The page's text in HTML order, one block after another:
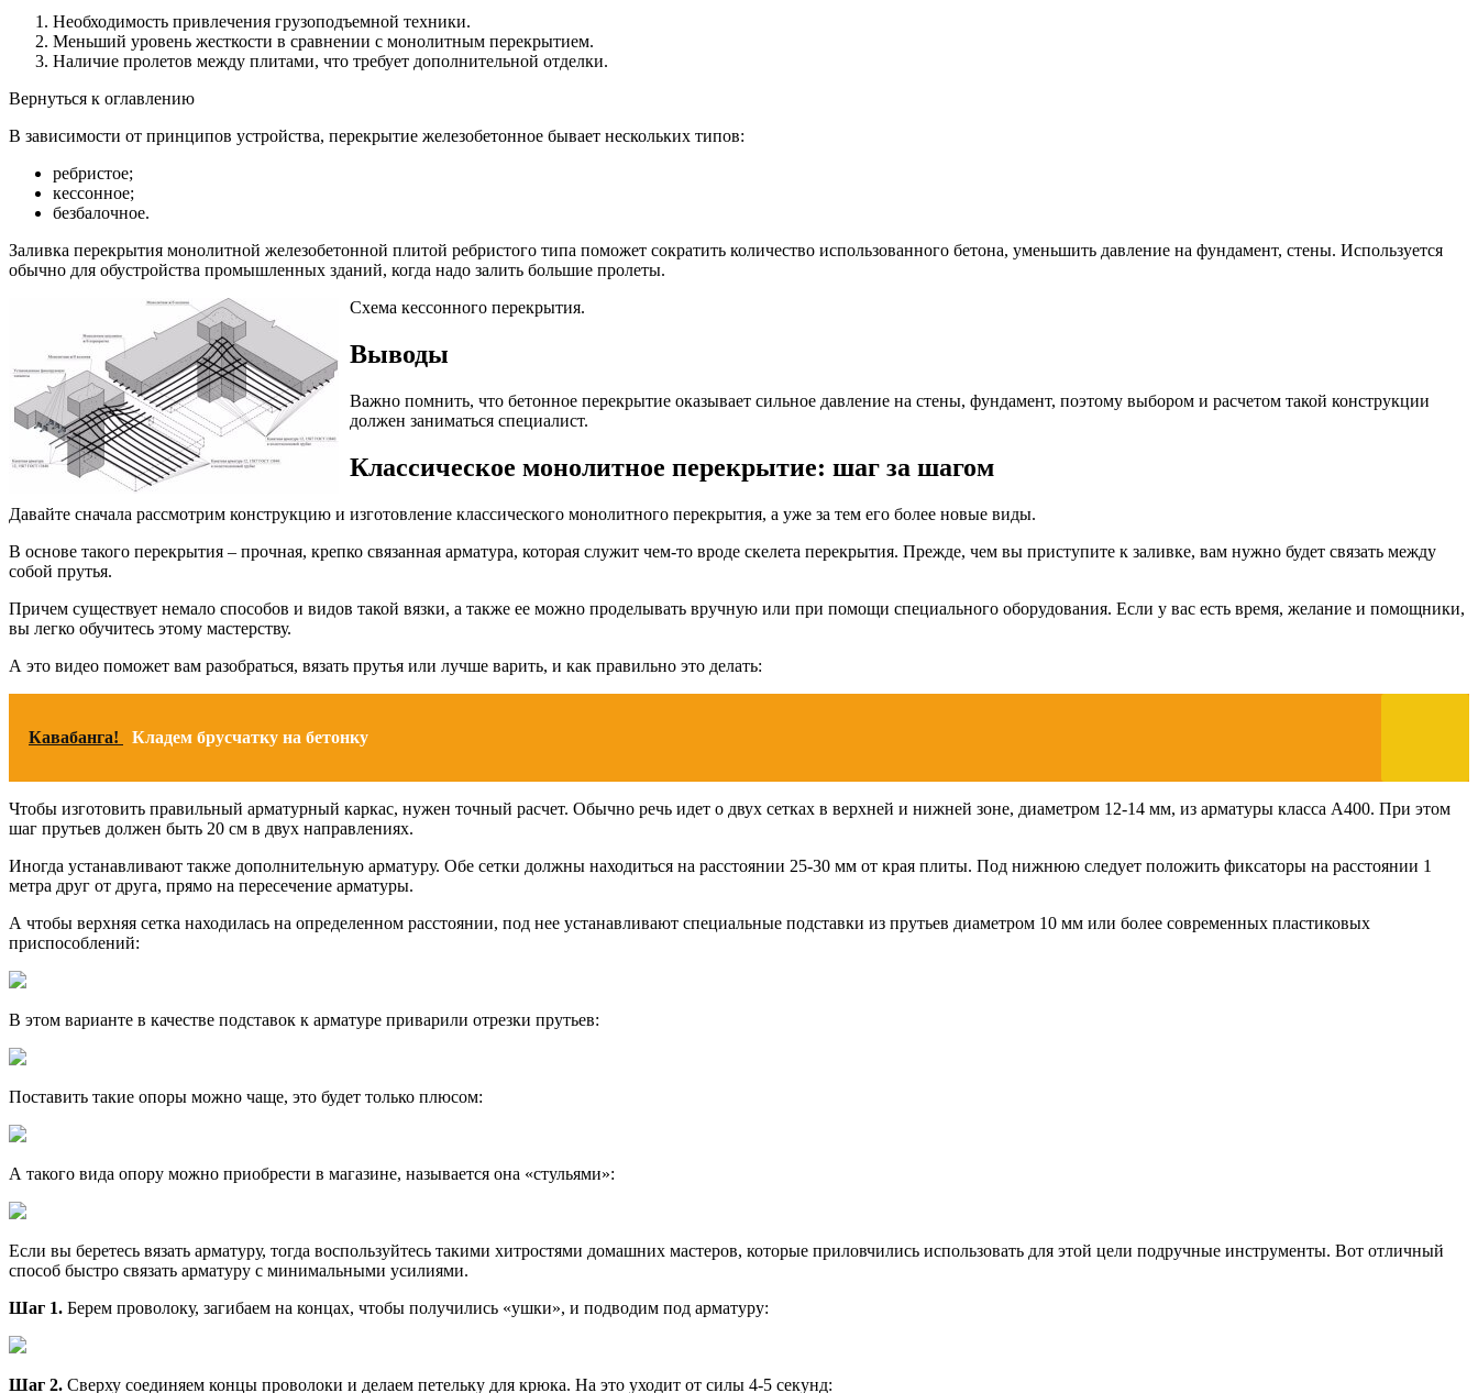
Необходимость привлечения грузоподъемной техники.
Меньший уровень жесткости в сравнении с монолитным перекрытием.
Наличие пролетов между плитами, что требует дополнительной отделки.
Вернуться к оглавлению
В зависимости от принципов устройства, перекрытие железобетонное бывает нескольких типов:
ребристое;
кессонное;
безбалочное.
Заливка перекрытия монолитной железобетонной плитой ребристого типа поможет сократить количество использованного бетона, уменьшить давление на фундамент, стены. Используется
обычно для обустройства промышленных зданий, когда надо залить большие пролеты.
Схема кессонного перекрытия.
Выводы
Важно помнить, что бетонное перекрытие оказывает сильное давление на стены, фундамент, поэтому выбором и расчетом такой конструкции
должен заниматься специалист.
Классическое монолитное перекрытие: шаг за шагом
Давайте сначала рассмотрим конструкцию и изготовление классического монолитного перекрытия, а уже за тем его более новые виды.
В основе такого перекрытия – прочная, крепко связанная арматура, которая служит чем-то вроде скелета перекрытия. Прежде, чем вы приступите к заливке, вам нужно будет связать между
собой прутья.
Причем существует немало способов и видов такой вязки, а также ее можно проделывать вручную или при помощи специального оборудования. Если у вас есть время, желание и помощники,
вы легко обучитесь этому мастерству.
А это видео поможет вам разобраться, вязать прутья или лучше варить, и как правильно это делать:
Кавабанга! Кладем брусчатку на бетонку
Чтобы изготовить правильный арматурный каркас, нужен точный расчет. Обычно речь идет о двух сетках в верхней и нижней зоне, диаметром 12-14 мм, из арматуры класса А400. При этом
шаг прутьев должен быть 20 см в двух направлениях.
Иногда устанавливают также дополнительную арматуру. Обе сетки должны находиться на расстоянии 25-30 мм от края плиты. Под нижнюю следует положить фиксаторы на расстоянии 1
метра друг от друга, прямо на пересечение арматуры.
А чтобы верхняя сетка находилась на определенном расстоянии, под нее устанавливают специальные подставки из прутьев диаметром 10 мм или более современных пластиковых
приспособлений:
В этом варианте в качестве подставок к арматуре приварили отрезки прутьев:
Поставить такие опоры можно чаще, это будет только плюсом:
А такого вида опору можно приобрести в магазине, называется она «стульями»:
Если вы беретесь вязать арматуру, тогда воспользуйтесь такими хитростями домашних мастеров, которые приловчились использовать для этой цели подручные инструменты. Вот отличный
способ быстро связать арматуру с минимальными усилиями.
Шаг 1. Берем проволоку, загибаем на концах, чтобы получились «ушки», и подводим под арматуру:
Шаг 2. Сверху соединяем концы проволоки и делаем петельку для крюка. На это уходит от силы 4-5 секунд: